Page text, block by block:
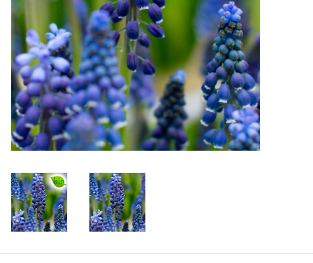
Overige producten
Advies
Onze tuinen!
Sterke Bollen Dagen
Nieuws